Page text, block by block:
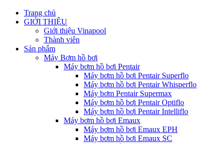
Trang chủ
GIỚI THIỆU
Giới thiệu Vinapool
Thành viên
Sản phẩm
Máy Bơm hồ bơi
Máy bơm hồ bơi Pentair
Máy bơm hồ bơi Pentair Superflo
Máy bơm hồ bơi Pentair Whisperflo
Máy bơm Pentair Supermax
Máy bơm hồ bơi Pentair Optiflo
Máy bơm hồ bơi Pentair Intelliflo
Máy bơm hồ bơi Emaux
Máy bơm hồ bơi Emaux EPH
Máy bơm hồ bơi Emaux SC